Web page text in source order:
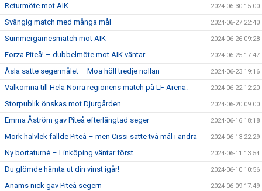
Returmöte mot AIK 2024-06-30 15:00
Svängig match med många mål 2024-06-27 22:40
Summergamesmatch mot AIK 2024-06-26 09:28
Forza Piteå! – dubbelmöte mot AIK väntar 2024-06-25 17:47
Àsla satte segermålet – Moa höll tredje nollan 2024-06-23 19:16
Välkomna till Hela Norra regionens match på LF Arena. 2024-06-22 12:20
Storpublik önskas mot Djurgården 2024-06-20 09:00
Emma Åström gav Piteå efterlängtad seger 2024-06-16 18:18
Mörk halvlek fällde Piteå – men Cissi satte två mål i andra 2024-06-13 22:29
Ny bortaturné – Linköping väntar först 2024-06-11 13:54
Du glömde hämta ut din vinst igår! 2024-06-10 10:56
Anams nick gav Piteå segern 2024-06-09 17:49